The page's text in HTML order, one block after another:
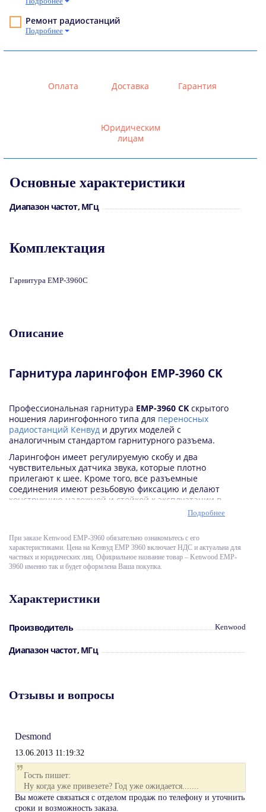
Ремонт радиостанций
Подробнее
Оплата Доставка Гарантия
Юридическим
лицам
Основные характеристики
Диапазон частот, МГц
Комплектация
Гарнитура EMP-3960C
Описание
Гарнитура ларингофон EMP-3960 CK
Профессиональная гарнитура EMP-3960 CK скрытого
ношения ларингофонного типа для переносных
радиостанций Кенвуд и других моделей с
аналогичным стандартом гарнитурного разъема.
Ларингофон имеет регулируемую скобу и два
чувствительных датчика звука, которые плотно
прилегают к шее. Кроме того, все разъемные
соединения имеют резьбовую фиксацию и делают
конструкцию надежной и стойкой к эксплуатации в
комфортно ларингофон на шеях разных размеров,
даже на небольших, для которых более простая,
популярная модель ЕМР-3076 оказывается большой.
использовать гарнитуру без неё. Прозрачный
воздуховод с мягким силиконовым вкладышем
время.
Ларингофон имеет высокую чувствительность, что
позволяет удобно использовать функцию голосовой
Kenwood, а также портативных радиостанций других
Подробнее
При заказе Kenwood EMP-3960 обязательно ознакомьтесь с его
характеристиками. Цена на Кенвуд ЕМР 3960 включает НДС и актуальна для
частных и юридических лиц. Официальное название товар – Kenwood EMP-
3960 именно так и будет оформлена Ваша покупка.
Характеристики
Производитель Kenwood
Диапазон частот, МГц
Отзывы и вопросы
Desmond
13.06.2013 11:19:32
Гость пишет:
Ну когда уже привезете? Год уже ожидается.......
Вы можете связаться с отделом продаж по телефону и уточнить
сроки и возможность заказа.